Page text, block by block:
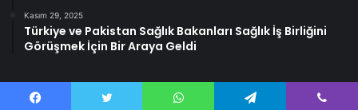
Kasım 29, 2025
Türkiye ve Pakistan Sağlık Bakanları Sağlık İş Birliğini
Görüşmek İçin Bir Araya Geldi